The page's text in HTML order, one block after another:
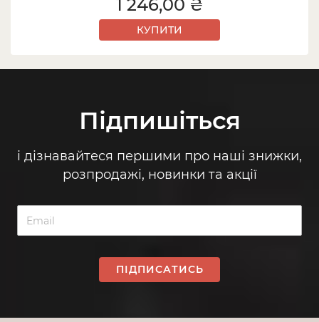
1 246,00 ₴
КУПИТИ
Підпишіться
і дізнавайтеся першими про наші знижки,
розпродажі, новинки та акції
ПІДПИСАТИСЬ